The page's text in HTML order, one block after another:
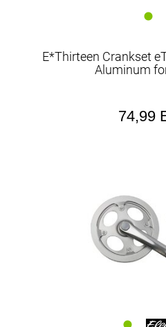
E*Thirteen Crankset
Aluminum
74,99